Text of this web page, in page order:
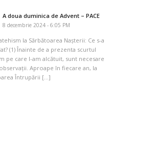
A doua duminica de Advent – PACE
8 decembrie 2024 - 6:05 PM
la Sărbătoarea Nașterii: Ce s-a
(1) Înainte de a prezenta scurtul
pe care l-am alcătuit, sunt necesare
Aproape în fiecare an, la
Întrupării […]